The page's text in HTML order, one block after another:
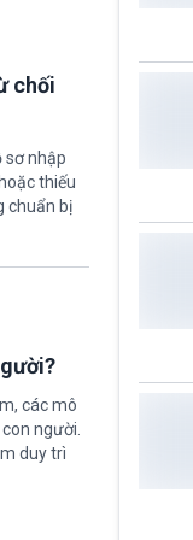
chối
sơ nhập
thiếu
chuẩn bị
các mô
người.
duy trì